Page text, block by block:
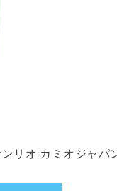
リオ カミオジャパ